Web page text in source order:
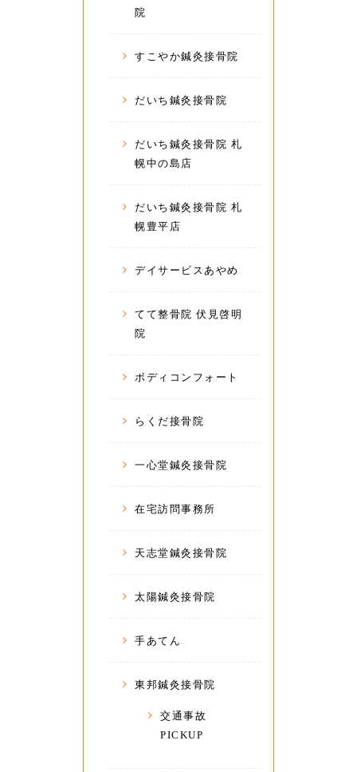
院
すこやか鍼灸接骨院
だいち鍼灸接骨院
だいち鍼灸接骨院 札
幌中の島店
だいち鍼灸接骨院 札
幌豊平店
デイサービスあやめ
てて整骨院 伏見啓明
院
ボディコンフォート
らくだ接骨院
一心堂鍼灸接骨院
在宅訪問事務所
天志堂鍼灸接骨院
太陽鍼灸接骨院
手あてん
東邦鍼灸接骨院
交通事故
PICKUP